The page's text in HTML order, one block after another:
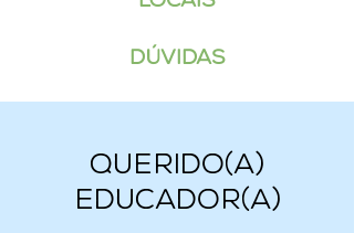
Dúvidas
Querido(a)
Educador(a)